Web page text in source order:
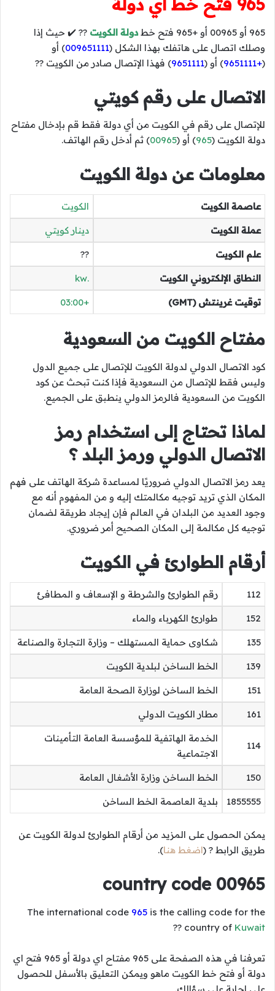
965 فتح خط اي دولة
965 أو 00965 أو +965 فتح خط دولة الكويت ?? ✔️ حيث إذا
وصلك اتصال على هاتفك بهذا الشكل (009651111) أو
(
+9651111 ) أو (9651111) فهذا الإتصال صادر من الكويت ??
الاتصال على رقم كويتي
للإتصال على رقم في الكويت من أي دولة فقط قم بإدخال مفتاح
دولة الكويت (965) أو (00965) ثم أدخل رقم الهاتف.
معلومات عن دولة الكويت
عاصمة الكويت الكويت
عملة الكويت دينار كويتي
علم الكويت ??
النطاق الإلكتروني الكويت .kw
توقيت غرينتش (GMT) +03:00
مفتاح الكويت من السعودية
كود الاتصال الدولي لدولة الكويت للإتصال على جميع الدول
وليس فقط للإتصال من السعودية فإذا كنت تبحث عن كود
الكويت من السعودية فالرمز الدولي ينطبق على الجميع.
لماذا تحتاج إلى استخدام رمز
الاتصال الدولي ورمز البلد ؟
يعد رمز الاتصال الدولي ضروريًا لمساعدة شركة الهاتف على فهم
المكان الذي تريد توجيه مكالمتك إليه و من المفهوم أنه مع
وجود العديد من البلدان في العالم فإن إيجاد طريقة لضمان
توجيه كل مكالمة إلى المكان الصحيح أمر ضروري.
أرقام الطوارئ في الكويت
112 رقم الطوارئ والشرطة و الإسعاف و المطافئ
152 طوارئ الكهرباء والماء
135 شكاوى حماية المستهلك – وزارة التجارة والصناعة
139 الخط الساخن لبلدية الكويت
151 الخط الساخن لوزارة الصحة العامة
161 مطار الكويت الدولي
114
الخدمة الهاتفية للمؤسسة العامة التأمينات
الاجتماعية
150 الخط الساخن وزارة الأشغال العامة
1855555 بلدية العاصمة الخط الساخن
يمكن الحصول على المزيد من أرقام الطوارئ لدولة الكويت عن
طريق الرابط ? (اضغط هنا).
00965 country code
The international code 965 is the calling code for the
country of Kuwait
??
تعرفنا في هذه الصفحة على 965 مفتاح اي دولة أو 965 فتح اي
دولة أو فتح خط الكويت ماهو ويمكن التعليق بالأسفل للحصول
على إجابة على سؤالك.